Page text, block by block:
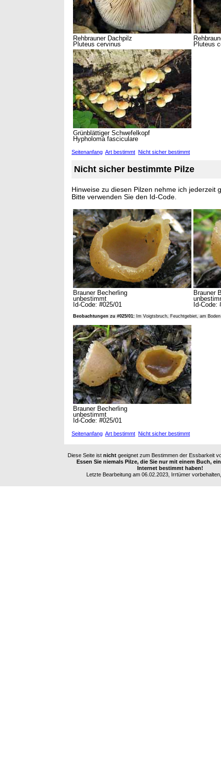
Rehbrauner Dachpilz
Pluteus cervinus
Pluteus
Grünblättiger Schwefelkopf
Hypholoma fasciculare
Seitenanfang Art bestimmt Nicht sicher bestimmt
Nicht sicher bestimmte Pilze
Hinweise zu diesen Pilzen nehme ich jederzeit
Bitte verwenden Sie den Id-Code.
Brauner Becherling
unbestimmt
Id-Code: #025/01
Brauner
Id-Code:
Beobachtungen zu #025/01: Im Voigtsbruch, Feuchtgebiet, am
Brauner Becherling
unbestimmt
Id-Code: #025/01
Seitenanfang Art bestimmt Nicht sicher bestimmt
Diese Seite ist nichtgeeignet zum Bestimmen der Essbarkeit
Essen Sie niemals Pilze, die Sie nur mit einem Buch,
Internet bestimmt haben!
Letzte Bearbeitung am 06.02.2023, Irrtümer